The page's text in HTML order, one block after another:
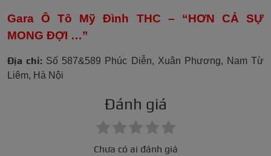
Gara Ô Tô Mỹ Đình THC – “HƠN CẢ SỰ
MONG ĐỢI …”
Địa chỉ: Số 587&589 Phúc Diễn, Xuân Phương, Nam Từ
Liêm, Hà Nội
Đánh giá
Chưa có ai đánh giá